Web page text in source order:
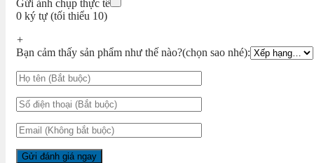
Gửi ảnh chụp thực tế
0 ký tự (tối thiểu 10)
+
Bạn cảm thấy sản phẩm như thế nào?(chọn sao nhé):